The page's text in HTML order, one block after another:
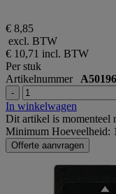
€ 8,85
excl. BTW
€ 10,71 incl. BTW
Per stuk
Artikelnummer
-
In winkelwagen
Dit artikel is momenteel
Minimum Hoeveelheid: 1
Offerte aanvragen